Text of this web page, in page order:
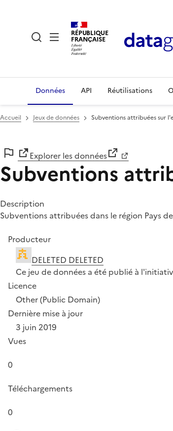
RÉPUBLIQUE
FRANÇAISE
Données API Réutilisations
Accueil Jeux de données Subventions attribuées sur
Explorer les données
Subventions
Description
Subventions attribuées dans le région Pays
Producteur
DELETED DELETED
Ce jeu de données a été publié à
Licence
Other (Public Domain)
Dernière mise à jour
3 juin 2019
Vues
0
Téléchargements
0